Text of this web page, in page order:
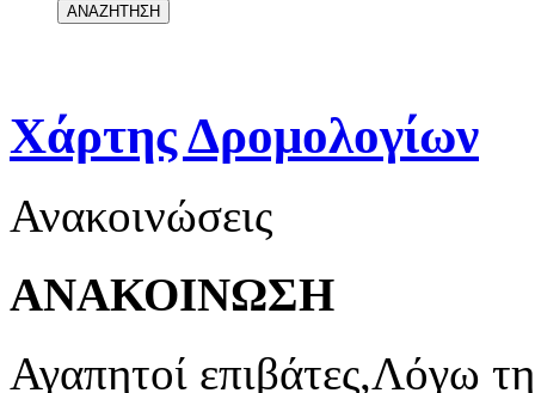
Χάρτης Δρομολογίων
Ανακοινώσεις
ΑΝΑΚΟΙΝΩΣΗ
Αγαπητοί επιβάτες,Λόγω